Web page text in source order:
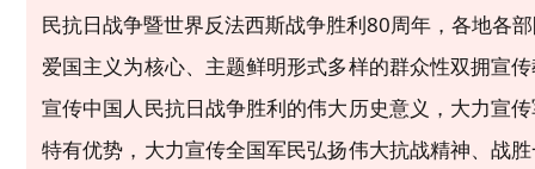
民抗日战争暨世界反法西斯战争胜利80周年，各地各
爱国主义为核心、 主题鲜明形式多样的群众性双拥宣
宣传中国人民抗日战争胜利的伟大历史意义，大力宣
特有优势，大力宣传全国军民弘扬伟大抗战精神、战